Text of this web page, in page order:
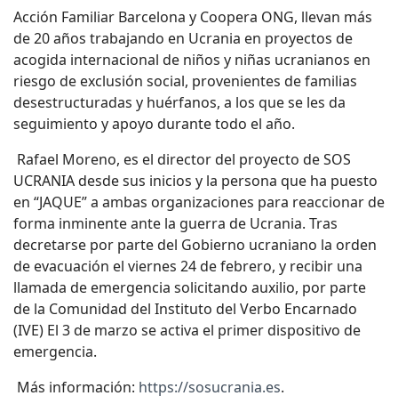
Acción Familiar Barcelona y Coopera ONG, llevan más
de 20 años trabajando en Ucrania en proyectos de
acogida internacional de niños y niñas ucranianos en
riesgo de exclusión social, provenientes de familias
desestructuradas y huérfanos, a los que se les da
seguimiento y apoyo durante todo el año.
Rafael Moreno, es el director del proyecto de SOS
UCRANIA desde sus inicios y la persona que ha puesto
en “JAQUE” a ambas organizaciones para reaccionar de
forma inminente ante la guerra de Ucrania. Tras
decretarse por parte del Gobierno ucraniano la orden
de evacuación el viernes 24 de febrero, y recibir una
llamada de emergencia solicitando auxilio, por parte
de la Comunidad del Instituto del Verbo Encarnado
(IVE) El 3 de marzo se activa el primer dispositivo de
emergencia.
Más información: https://sosucrania.es.